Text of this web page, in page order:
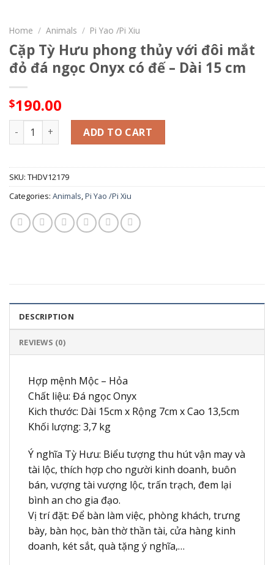
Home / Animals / Pi Yao /Pi Xiu
Cặp Tỳ Hưu phong thủy với đôi mắt
đỏ đá ngọc Onyx có đế – Dài 15 cm
$190.00
Cặp Tỳ Hưu phong thủy với đôi mắt đỏ đá ngọc Onyx có
ADD TO CART
SKU: THDV12179
Categories: Animals,Pi Yao /Pi Xiu
DESCRIPTION
REVIEWS (0)
Hợp mệnh Mộc – Hỏa
Chất liệu: Đá ngọc Onyx
Kich thước: Dài 15cm x Rộng 7cm x Cao 13,5cm
Khối lượng: 3,7 kg
Ý nghĩa Tỳ Hưu: Biểu tượng thu hút vận may và
tài lộc, thích hợp cho người kinh doanh, buôn
bán, vượng tài vượng lộc, trấn trạch, đem lại
bình an cho gia đạo.
Vị trí đặt: Để bàn làm việc, phòng khách, trưng
bày, bàn học, bàn thờ thần tài, cửa hàng kinh
doanh, két sắt, quà tặng ý nghĩa,…